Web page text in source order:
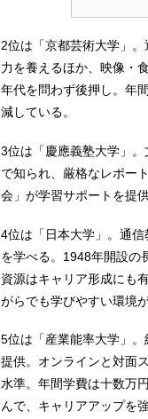
2位は「京都芸術大学」
力を養えるほか、映像・
年代を問わず後押し。年
減している。
3位は「慶應義塾大学」
で知られ、厳格なレポー
会」が学習サポートを提
4位は「日本大学」。通
を学べる。1948年開設の
資源はキャリア形成にも
がらでも学びやすい環境
5位は「産業能率大学」
提供。オンラインと対面
水準。年間学費は十数万
んで、キャリアアップを